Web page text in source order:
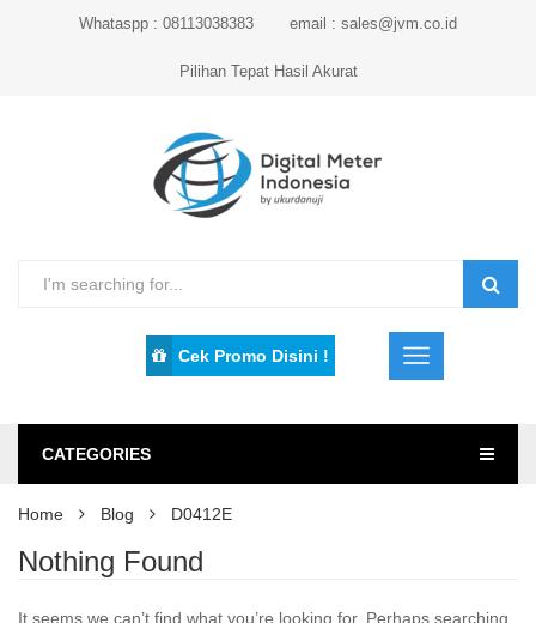
Whataspp : 08113038383 email : sales@jvm.co.id
Pilihan Tepat Hasil Akurat
Cek Promo Disini !
CATEGORIES
Home Blog D0412E
Nothing Found
It seems we can’t find what you’re looking for. Perhaps searching